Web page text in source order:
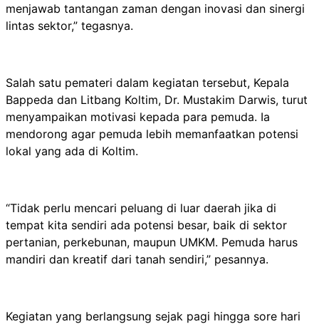
menjawab tantangan zaman dengan inovasi dan sinergi
lintas sektor,” tegasnya.
Salah satu pemateri dalam kegiatan tersebut, Kepala
Bappeda dan Litbang Koltim, Dr. Mustakim Darwis, turut
menyampaikan motivasi kepada para pemuda. Ia
mendorong agar pemuda lebih memanfaatkan potensi
lokal yang ada di Koltim.
“Tidak perlu mencari peluang di luar daerah jika di
tempat kita sendiri ada potensi besar, baik di sektor
pertanian, perkebunan, maupun UMKM. Pemuda harus
mandiri dan kreatif dari tanah sendiri,” pesannya.
Kegiatan yang berlangsung sejak pagi hingga sore hari